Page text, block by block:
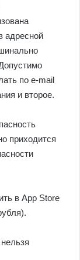
адресной
по e-mail
и второе.
приходится
в App Store